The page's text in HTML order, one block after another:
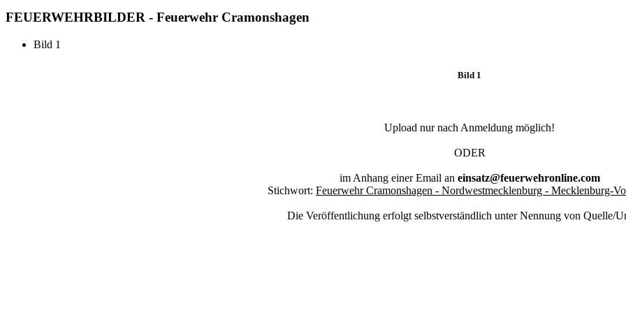
FEUERWEHRBILDER - Feuerwehr Cramonshagen
Bild 1
Bild 1
Upload nur nach Anmeldung möglich!
ODER
im Anhang einer Email an einsatz@feuerwehronline.com
Stichwort: Feuerwehr Cramonshagen - Nordwestmecklenburg - Mecklenburg-
Die Veröffentlichung erfolgt selbstverständlich unter Nennung von Quelle/